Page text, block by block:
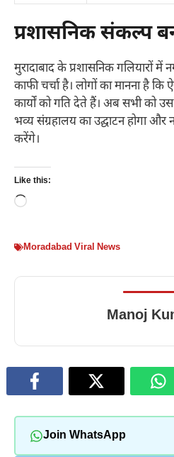
प्रशासनिक संकल्प
मुरादाबाद के प्रशासनिक
काफी चर्चा है। लोगों का मानना है
कार्यों को गति देते हैं। अब सभी को
भव्य संग्रहालय का उद्घाटन होगा
करेंगे।
Like this:
Loading…
Moradabad Viral News
Manoj
Join WhatsApp